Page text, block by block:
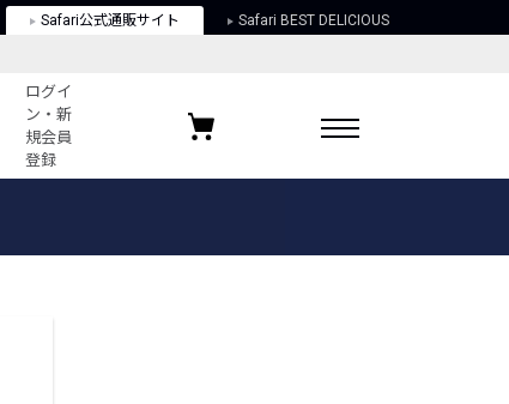
Safari公式通販サイト Safari BEST DELICIOUS
ログイ
ン・新
規会員
登録
お気に入りブランド